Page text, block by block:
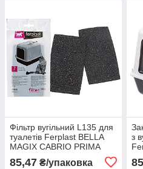
Фільтр вугільний L135 для
туалетів Ferplast BELLA
MAGIX CABRIO PRIMA
85,47 ₴/упаковка
з